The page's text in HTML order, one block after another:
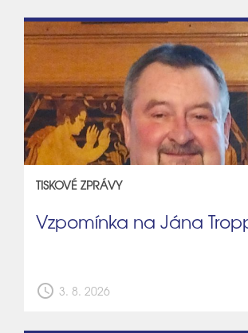
TISKOVÉ ZPRÁVY
Vzpomínka na Jána
schedule 3. 8. 2026